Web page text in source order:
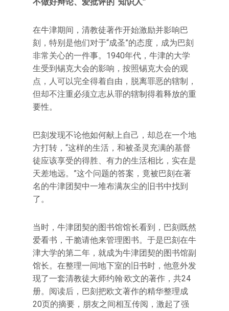
在牛津期间，清教徒著作开始激励并影响巴
刻，特别是他们对于“成圣”的态度，成为巴刻
非常关心的一件事。1940年代，牛津的大学
生受到锡克大会的影响，按照锡克大会的观
点，人可以完全得着自由，脱离罪恶的辖制，
但却不注重必须立志从罪的辖制得着释放的重
要性。
巴刻发现不论他如何献上自己，却总在一个地
方打转，“这样的生活，和被圣灵充满的基督
徒应该享受的得胜、有力的生活相比，实在是
天差地远。”这个问题的答案，竟被巴刻在著
名的牛津团契中一堆布满灰尘的旧书中找到
了。
当时，牛津团契的图书馆馆长看到，巴刻既然
爱看书，干脆请他来管理图书。于是巴刻在牛
津大学的第二年，就成为牛津团契的图书馆副
馆长。在整理一间地下室的旧书时，他意外发
现了一套清教徒大师约翰·欧文的著作，共24
册。阅读后，巴刻把欧文著作的精华整理成
20页的摘要，朋友之间相互传阅，激起了强